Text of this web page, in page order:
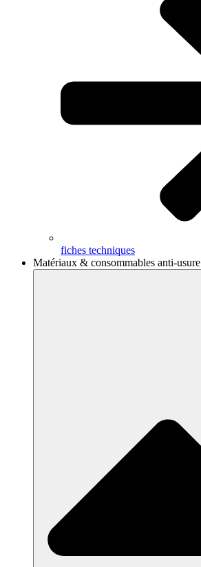
fiches techniques
Matériaux & consommables anti-usure